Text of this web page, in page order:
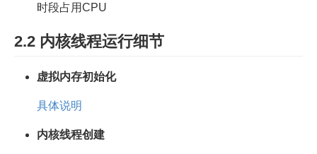
时段占用CPU
2.2 内核线程运行细节
虚拟内存初始化
具体说明
内核线程创建